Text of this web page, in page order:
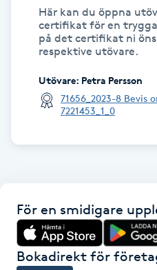
Katun fransar
Keratinbehandling
Kinesiologi
Kiropraktik
Klangmassage
Här kan du öppna
certifikat för en
på det certifikat ni
respektive utövare.
Utövare: Petra Persson
71656_2023-8 Bevis
7221453_1_0
För en smidigare
Bokadirekt för